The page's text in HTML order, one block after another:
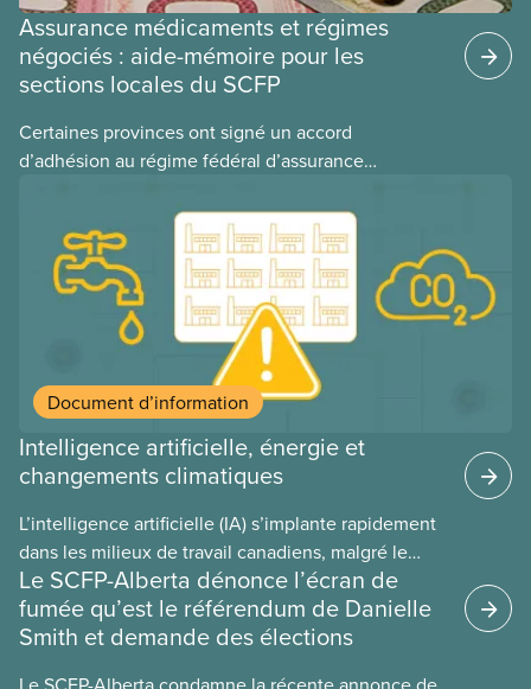
Assurance médicaments et régimes
négociés : aide-mémoire pour les
sections locales du SCFP
Certaines provinces ont signé un accord
d’adhésion au régime fédéral d’assurance
ces provinces s’interrogent sur l’incidence que ce
régime pourrait avoir sur leurs avantages
sociaux actuels.
Document d’information
Intelligence artificielle, énergie et
changements climatiques
L’intelligence artificielle (IA) s’implante rapidement
dans les milieux de travail canadiens, malgré le
manque de lois et de règlements pour l’encadrer et
de tests menés en amont. Le présent document
d’information porte sur la consommation
Le SCFP-Alberta dénonce l’écran de
fumée qu’est le référendum de Danielle
Smith et demande des élections